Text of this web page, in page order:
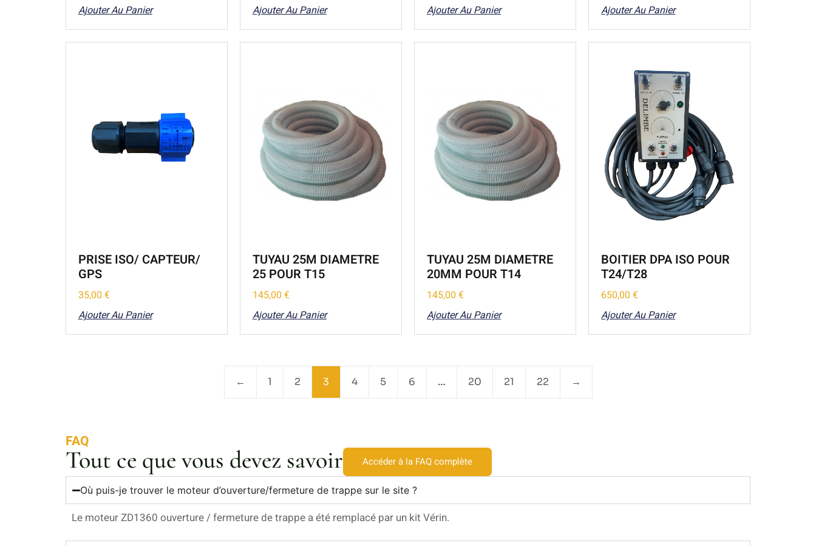
Ajouter Au Panier
Ajouter Au Panier Ajouter Au Panier Ajouter Au Panier
PRISE ISO/ CAPTEUR/
GPS
35,00 €
Ajouter Au Panier
TUYAU 25M DIAMETRE
25 POUR T15
145,00 €
Ajouter Au Panier
TUYAU 25M DIAMETRE
20MM POUR T14
145,00 €
Ajouter Au Panier
BOITIER DPA ISO POUR
T24/T28
650,00€
Ajouter Au Panier
← 1 2 3 4 5 6 … 20 21 22 →
FAQ
Tout ce que vous devez savoir Accéder à la FAQ complète
Où puis-je trouver le moteur d’ouverture/fermeture de trappe sur le site ?
Le moteur ZD1360 ouverture / fermeture de trappe a été remplacé par un kit Vérin.